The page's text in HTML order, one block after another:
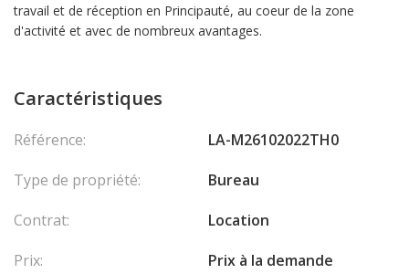
travail et de réception en Principauté, au coeur de la zone
d'activité et avec de nombreux avantages.
Caractéristiques
Référence:
LA-M26102022TH0
Type de propriété:
Bureau
Contrat:
Location
Prix:
Prix à la demande